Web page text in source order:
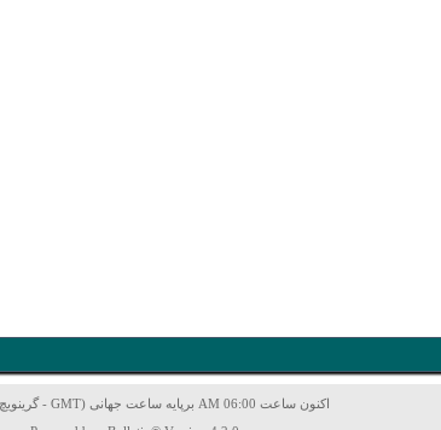
اکنون ساعت 06:00 AM برپایه ساعت جهانی (GMT - گرینویچ) می باشد.